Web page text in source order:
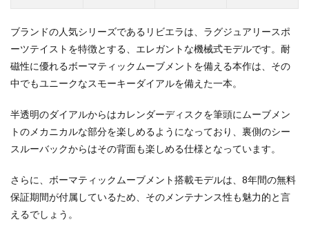
ブランドの人気シリーズであるリビエラは、ラグジュアリースポ
ーツテイストを特徴とする、エレガントな機械式モデルです。耐
磁性に優れるボーマティックムーブメントを備える本作は、その
中でもユニークなスモーキーダイアルを備えた一本。
半透明のダイアルからはカレンダーディスクを筆頭にムーブメン
トのメカニカルな部分を楽しめるようになっており、裏側のシー
スルーバックからはその背面も楽しめる仕様となっています。
さらに、ボーマティックムーブメント搭載モデルは、8年間の無料
保証期間が付属しているため、そのメンテナンス性も魅力的と言
えるでしょう。